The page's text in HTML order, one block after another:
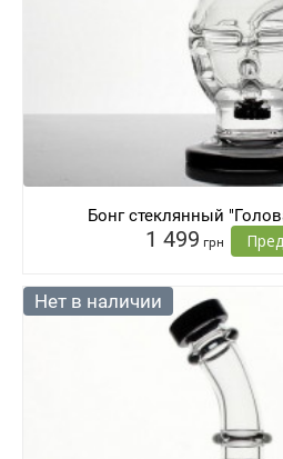
Бонг стеклянный
1 499 грн
Нет в наличии